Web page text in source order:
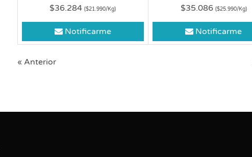
$36.284($21.990/Kg)
Notificarme
$35.086 ($25.990/Kg)
Notificarme
« Anterior